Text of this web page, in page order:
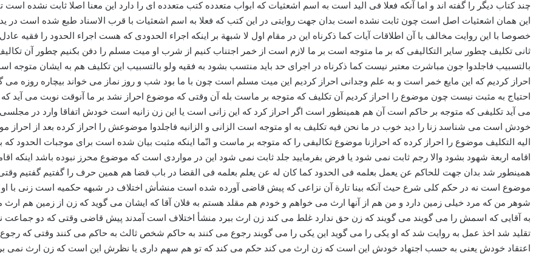
چند کتاب دیگر را گفته اند و اما آنکه فعلا فی الید است به اسم اشعثیات که ابواب متعدده کتب متعدده ای را دارد این معنا اصلا ثابت نشده
این همان اشعثیات اصل است چون ثابت نشده است بدان جهت روایتی در این کتب که فعلا به اسم اشعثیات با قرب الاسناد طبع شده است
خصوصا با این روایت مخالف با آن اطلاقات آیات کما ذکرناه این در مقام اول لا شبهة بر اینکه اجراء الحدودی که هست اجراء الحدود را فقیه
ثانی تکلیف چطور سایر التکالیفی که بر ما متوجه است بر ما لازم است از خمر اجتناب کنیم از شرب او میت مسلم را دفن بکنیم چطور آن تکالیف
بالتسبیب فاجلدوا جون مباشرت معتبر نیست کما ذکرناه در اجرای حد باید منتسب بشود به فقیه ولو بالتسبیب این تکلیف هم به ایشان متوجه
احراز کردیم که این مایع خمر است و به علم وجدانی احراز کردیم این میت مسلم است چون با ما بود شب و روز نماز می خواند بیچاره روزه می
احتیاج به مثبت نیست چون موضوع را احراز کردیم آن تکلیف که متوجه بر ماست بله آن وقتی که موضوع احراز نشد بر ما آنوقت نوبت می آید
می آید تکلیفی که متوجه بر حاکم است آن هم همینطور است اگر احراز کرد که این زانی است یا این زن زانیه است خودش اتفاقا وارد در مجلسی شد
خودش است می شناسد زنا را دید خوب در ما نحن فیه تکلیف به او متوجه است الزانی و الزانیه فاجلدوا موضوعش را احراز کرده بعد از احراز
الیه التکلیف موضوع را احراز کرده که احرازنا موضوع تکالیفی را که متوجه بر ماست و انّما اینکه مثبت بیان شده است برای موجبات الحدود که
اقامه اربعة شهود بشود والا رجم ثابت نمی شود یا فرض بفرمایید جلد ثابت نمی شود این در مواردی است که موضوع محرز نبوده باشد اینکه
همینطور شد بدان جهت للحاکم عن یعمل بعلمه فی الحدود کما کان له عن یعلم بعلمه فی القضا در باب قضا هم همین حرف را گفتیم گفتیم
موضوع است نه در حکم کلی شرع حیث آنکه بینا تارة آن نزاعی که پیش قاضی آورده شده است منشأش اختلاف در شبهه حکمیه است زنی با
شوهر من که مرد خیلی زمین دارد و من هم از آنها ارث می خواهم و خودم هم مقلد هستم به فلان آقا که ایشان می گوید که زن از زمین هم ارث
به آقایی که اسمش را می گویند می گویند که زن حق ندارد غلط می کند زن ارث ببرد منشأ اختلاف است آمدند پیش قاضی وقتی که دو جماعت
تقلید شد اخذ عمل به روایت شد که او یکی را می گوید این یکی را می گویند رجوع می کنند به حاکم شخص ثالث به حاکم می کنند وقتی که
اعتقاد خودش یعنی به حسب اجتهاد خودش این است که زن ارث می کند حکم می کند که تو هم سهم داری یا نظرش این است که زن ارث نمی